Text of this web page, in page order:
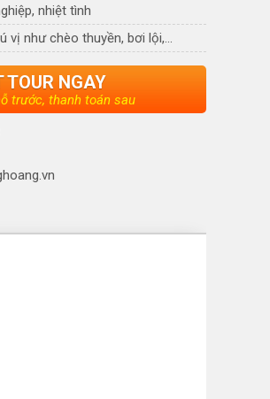
nhiệt tình
vị như chèo thuyền, bơi lội,...
TOUR NGAY
trước, thanh toán sau